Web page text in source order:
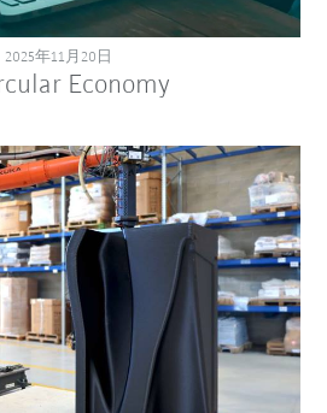
Economy
2025年11月20日